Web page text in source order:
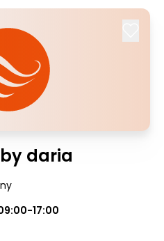
daria
17:00